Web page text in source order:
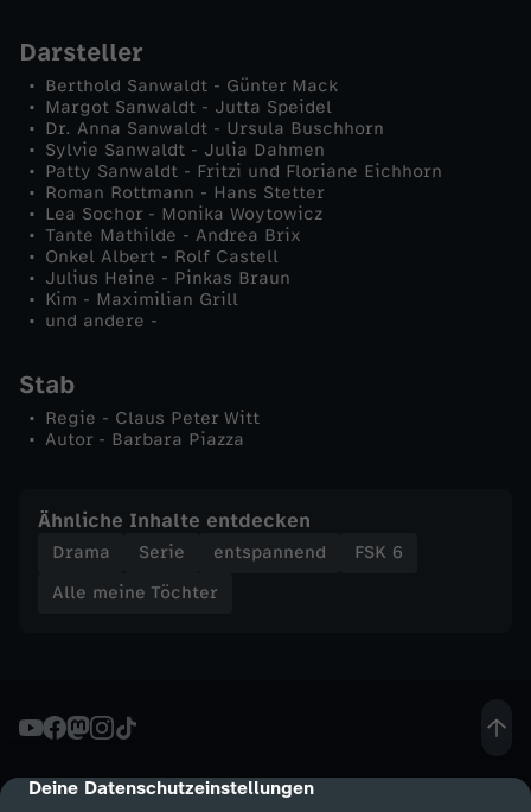
cmp-dialog-description
Deine Datenschutzeinstellungen
S
c
h
w
ä
c
h
Darsteller
Berthold Sanwaldt - Günter Mack
Margot Sanwaldt - Jutta Speidel
Dr. Anna Sanwaldt - Ursula Buschhorn
Sylvie Sanwaldt - Julia Dahmen
Patty Sanwaldt - Fritzi und Floriane Eichhorn
Roman Rottmann - Hans Stetter
Lea Sochor - Monika Woytowicz
Tante Mathilde - Andrea Brix
Onkel Albert - Rolf Castell
Julius Heine - Pinkas Braun
Kim - Maximilian Grill
und andere -
Stab
Regie - Claus Peter Witt
Autor - Barbara Piazza
Ähnliche Inhalte entdecken
Drama Serie entspannend
FSK 6
Alle meine Töchter